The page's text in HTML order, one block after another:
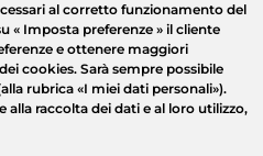
al corretto funzionamento del
« Imposta preferenze » il cliente
e ottenere maggiori
cookies. Sarà sempre possibile
rubrica «I miei dati personali»).
raccolta dei dati e al loro utilizzo,